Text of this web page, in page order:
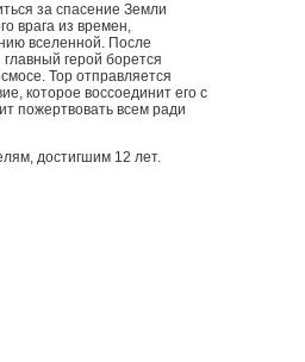
за спасение Земли
врага из времен,
вселенной. После
герой борется
Тор отправляется
которое воссоединит его с
пожертвовать всем ради
достигшим 12 лет.